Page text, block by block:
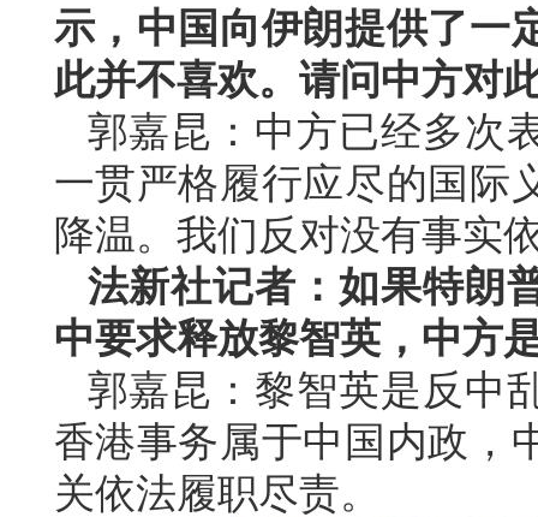
示，中国向伊朗提供了一
此并不喜欢。请问中方对
郭嘉昆：中方已经多次
一贯严格履行应尽的国际
降温。我们反对没有事实
法新社记者：如果特朗
中要求释放黎智英，中方
郭嘉昆：黎智英是反中
香港事务属于中国内政，
关依法履职尽责。